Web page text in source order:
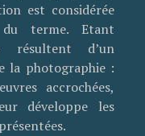
est considérée
terme. Etant
résultent d’un
la photographie :
accrochées,
développe les